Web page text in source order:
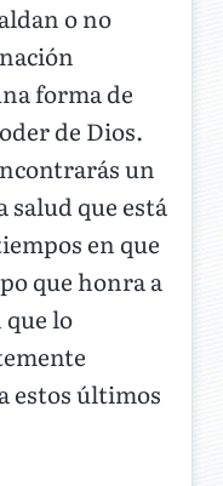
o no
forma de
de Dios.
un
salud que está
en que
que honra a
lo
estos últimos